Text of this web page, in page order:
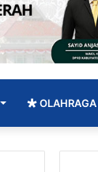
OLAHRAGA